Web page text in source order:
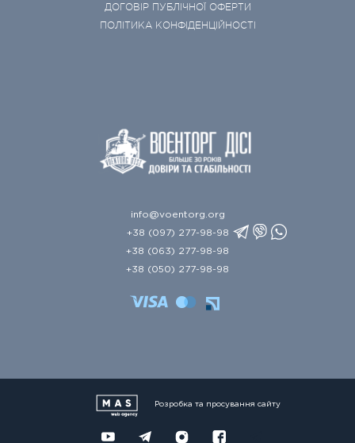
ДОГОВІР ПУБЛІЧНОЇ ОФЕРТИ
ПОЛІТИКА КОНФІДЕНЦІЙНОСТІ
info@voentorg.org
+38 (097) 277-98-98
+38 (063) 277-98-98
+38 (050) 277-98-98
Розробка та просування сайту